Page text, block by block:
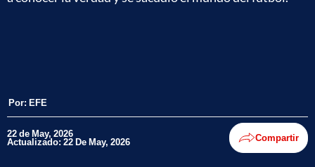
Por: EFE
22 de May, 2026
Actualizado: 22 De May, 2026 Compartir